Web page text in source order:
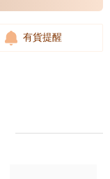
有貨提醒